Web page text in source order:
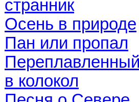
странник
Осень в природе
Пан или пропал
в колокол